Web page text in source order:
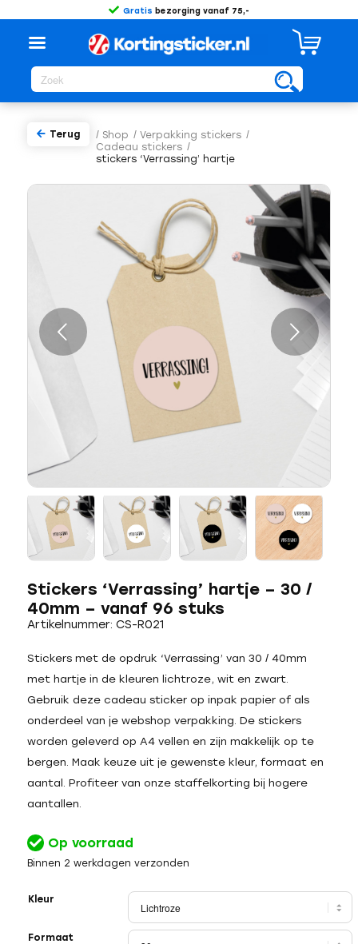
Gratis bezorging vanaf 75,-
/ Shop / Verpakking stickers /
Cadeau stickers /
stickers ‘Verrassing’ hartje
Terug
Volgende
Stickers ‘Verrassing’ hartje – 30 /
40mm – vanaf 96 stuks
Artikelnummer: CS-R021
Stickers met de opdruk ‘Verrassing’ van 30 / 40mm
met hartje in de kleuren lichtroze, wit en zwart.
Gebruik deze cadeau sticker op inpak papier of als
onderdeel van je webshop verpakking. De stickers
worden geleverd op A4 vellen en zijn makkelijk op te
bergen. Maak keuze uit je gewenste kleur, formaat en
aantal. Profiteer van onze staffelkorting bij hogere
aantallen.
Op voorraad
Binnen 2 werkdagen verzonden
Kleur
Formaat